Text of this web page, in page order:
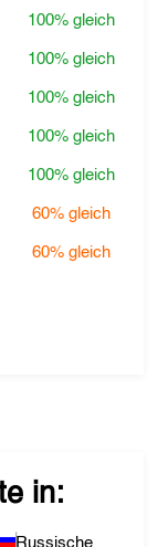
100% gleich
100% gleich
100% gleich
100% gleich
100% gleich
60% gleich
60% gleich
in:
Russische